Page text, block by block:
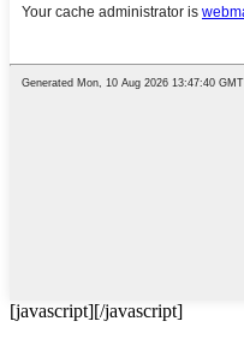
[javascript][/javascript]